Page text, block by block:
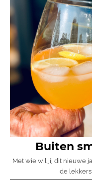
Buiten
Met wie wil jij dit nieuwe
de